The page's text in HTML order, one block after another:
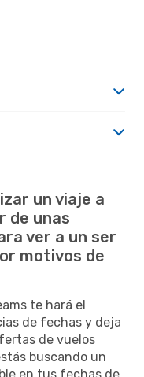
un viaje a
de unas
ver a un ser
motivos de
te hará el
de fechas y deja
de vuelos
buscando un